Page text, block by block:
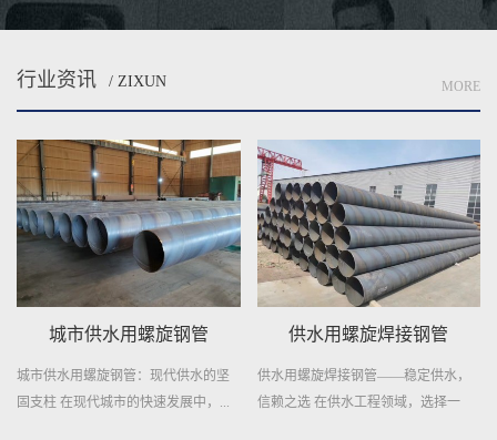
行业资讯 / ZIXUN MORE
城市供水用螺旋钢管
城市供水用螺旋钢管：现代供水的坚
固支柱 在现代城市的快速发展中，...
供水用螺旋焊接钢管
供水用螺旋焊接钢管——稳定供水，
信赖之选 在供水工程领域，选择一